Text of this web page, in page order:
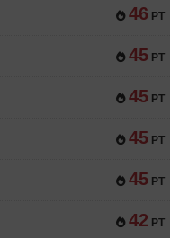
46 PT
45 PT
45 PT
45 PT
45 PT
42 PT